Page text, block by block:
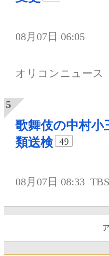
08月07日 06:05
オリコンニュース
歌舞伎の中村小
類送検
49
08月07日 08:33